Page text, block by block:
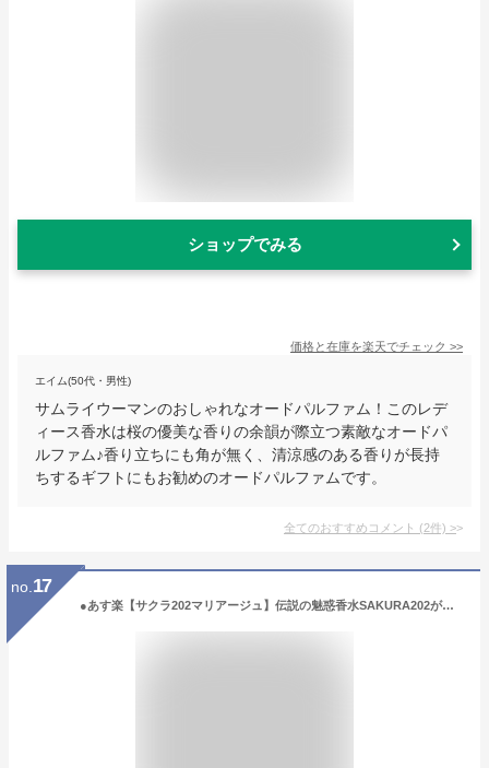
ショップでみる
価格と在庫を楽天でチェック >>
エイム(50代・男性)
サムライウーマンのおしゃれなオードパルファム！このレデ
ィース香水は桜の優美な香りの余韻が際立つ素敵なオードパ
ルファム♪香り立ちにも角が無く、清涼感のある香りが長持
ちするギフトにもお勧めのオードパルファムです。
全てのおすすめコメント (2件) >
no. 17
●あす楽【サクラ202マリアージュ】伝説の魅惑香水SAKURA202がさらにパワーアップ 無香料フェロモン香水だから使いやすさも抜群 女性用 sexy フェロモン香水 フレグランス モテ香水 恋する香水 魅惑の香水 レディース ユニセックス ポイントアップ 復縁応援 女子用モテ香水